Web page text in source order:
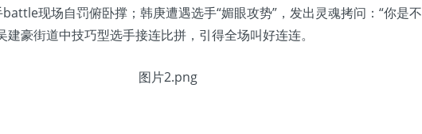
现场自罚俯卧撑；韩庚遭遇选手“媚眼攻势”，发出灵魂拷问：“你是不
建豪街道中技巧型选手接连比拼，引得全场叫好连连。